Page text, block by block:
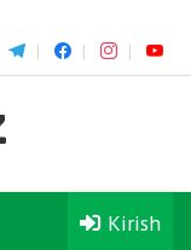
Kirish